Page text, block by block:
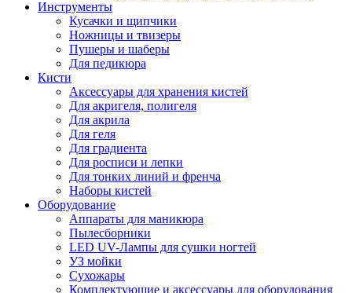
Инструменты
Кусачки и щипчики
Ножницы и твизеры
Пушеры и шаберы
Для педикюра
Кисти
Аксессуары для хранения кистей
Для акригеля, полигеля
Для акрила
Для геля
Для градиента
Для росписи и лепки
Для тонких линий и френча
Наборы кистей
Оборудование
Аппараты для маникюра
Пылесборники
LED UV-Лампы для сушки ногтей
УЗ мойки
Сухожары
Комплектующие и аксессуары для оборудования